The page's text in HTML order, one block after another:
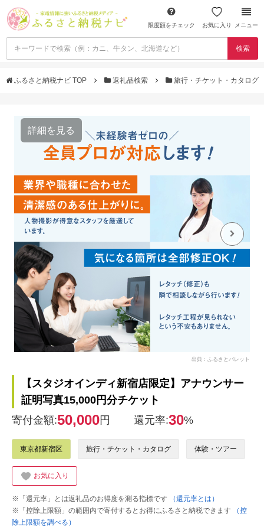
限度額をチェック お気に入り メニュー
検索
ふるさと納税ナビ TOP 返礼品検索 旅行・チケット・カタログ
詳細を見る
出典：ふるさとパレット
【スタジオインディ新宿店限定】アナウンサー
証明写真15,000円分チケット
寄付金額:50,000円 還元率:30%
東京都新宿区 旅行・チケット・カタログ 体験・ツアー
お気に入り
※「還元率」とは返礼品のお得度を測る指標です
（還元率とは）
※「控除上限額」の範囲内で寄付するとお得にふるさと納税できます
（控
除上限額を調べる）